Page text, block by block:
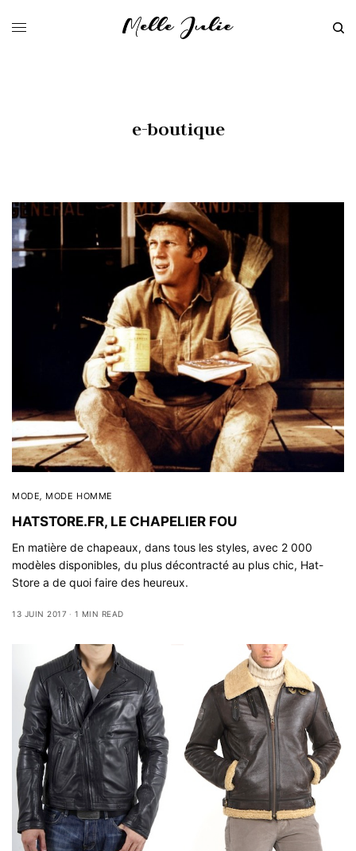
e-boutique
MODE, MODE HOMME
HATSTORE.FR, LE CHAPELIER FOU
En matière de chapeaux, dans tous les styles, avec 2 000
modèles disponibles, du plus décontracté au plus chic, Hat-
Store a de quoi faire des heureux.
13 JUIN 2017 1 MIN READ